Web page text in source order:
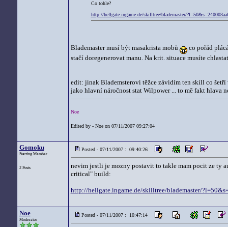
Co tohle?
http://hellgate.ingame.de/skilltree/blademaster/
Blademaster musí být masakrista mobů
co pořád
stačí doregenerovat manu. Na krit. situace musíte
edit: jinak Blademsterovi těžce závidím ten skill co
jako hlavní náročnost stat Wilpower ... to mě fakt hlava
Noe
Edited by - Noe on 07/11/2007 09:27:04
Gomoku
Starting Member
2 Posts
Posted - 07/11/2007 : 09:40:26
nevim jestli je mozny postavit to takle mam pocit ze ty
critical" build:
http://hellgate.ingame.de/skilltree/blademaster/
Noe
Moderator
Posted - 07/11/2007 : 10:47:14